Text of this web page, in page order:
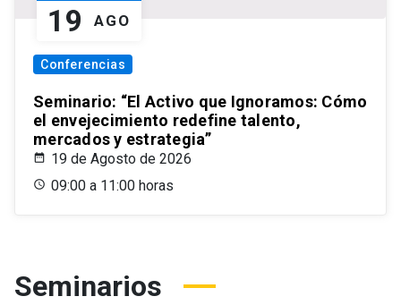
19 AGO
Conferencias
Seminario: “El Activo que Ignoramos: Cómo
el envejecimiento redefine talento,
mercados y estrategia”
19 de Agosto de 2026
09:00 a 11:00 horas
Seminarios